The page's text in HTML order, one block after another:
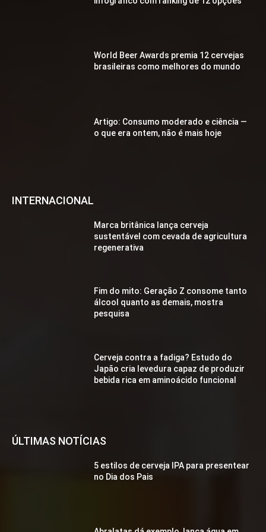
World Beer Awards premia 12 cervejas
brasileiras como melhores do mundo
Artigo: Consumo moderado e ciência —
o que era ontem, não é mais hoje
INTERNACIONAL
Marca britânica lança cerveja
sustentável com cevada de agricultura
regenerativa
Fim do mito: Geração Z consome tanto
álcool quanto as demais, mostra
pesquisa
Cerveja contra a fadiga? Estudo do
Japão cria levedura capaz de produzir
bebida rica em aminoácido funcional
ÚLTIMAS NOTÍCIAS
5 estilos de cerveja IPA para presentear
no Dia dos Pais